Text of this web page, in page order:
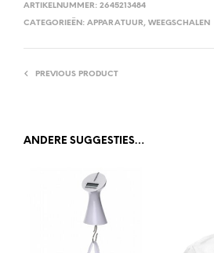
ARTIKELNUMMER: 2645213484
CATEGORIEËN: APPARATUUR, WEEGSCHALEN
PREVIOUS PRODUCT
ANDERE SUGGESTIES…